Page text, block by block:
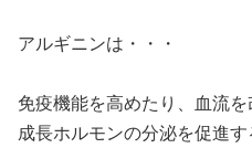
アルギニンは・・・
免疫機能を高めたり、血流を
成長ホルモンの分泌を促進